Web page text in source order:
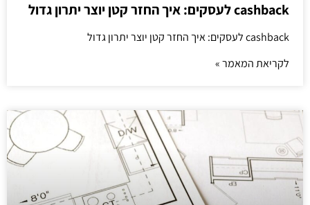
cashback לעסקים: איך החזר קטן יוצר יתרון גדול
cashback לעסקים: איך החזר קטן יוצר יתרון גדול
לקריאת המאמר »